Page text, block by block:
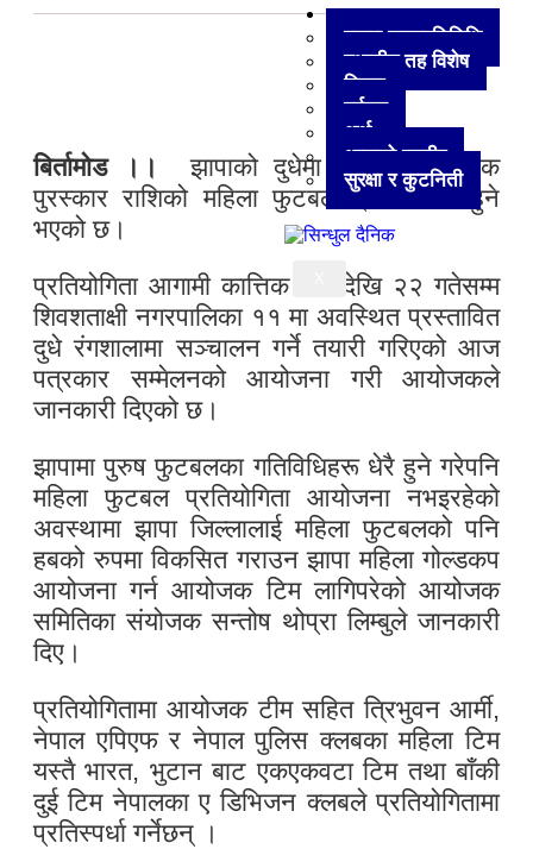
अन्य
हाम्रा जनप्रतिनिधि
स्थानीय तह विशेष
विचार
पर्यटन
अर्थ
आजको तस्वीर
सुरक्षा र कुटनिती
बिर्तामोड ।।
झापाको दुधेमा नेपालकै सर्वाधिक
पुरस्कार राशिको महिला फुटबल प्रतियोगिता हुने
भएको छ।
प्रतियोगिता आगामी कात्तिक १५ देखि २२ गतेसम्म
शिवशताक्षी नगरपालिका ११ मा अवस्थित प्रस्तावित
दुधे रंगशालामा सञ्चालन गर्ने तयारी गरिएको आज
पत्रकार सम्मेलनको आयोजना गरी आयोजकले
जानकारी दिएको छ।
झापामा पुरुष फुटबलका गतिविधिहरू धेरै हुने गरेपनि
महिला फुटबल प्रतियोगिता आयोजना नभइरहेको
अवस्थामा झापा जिल्लालाई महिला फुटबलको पनि
हबको रुपमा विकसित गराउन झापा महिला गोल्डकप
आयोजना गर्न आयोजक टिम लागिपरेको आयोजक
समितिका संयोजक सन्तोष थोप्रा लिम्बुले जानकारी
दिए।
प्रतियोगितामा आयोजक टीम सहित त्रिभुवन आर्मी,
नेपाल एपिएफ र नेपाल पुलिस क्लबका महिला टिम
यस्तै भारत, भुटान बाट एकएकवटा टिम तथा बाँकी
दुई टिम नेपालका ए डिभिजन क्लबले प्रतियोगितामा
प्रतिस्पर्धा गर्नेछन् ।